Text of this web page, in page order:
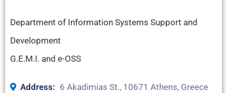
Department of Information Systems Support and
Development
G.E.M.I. and e-OSS
Address: 6 Akadimias St., 10671 Athens, Greece